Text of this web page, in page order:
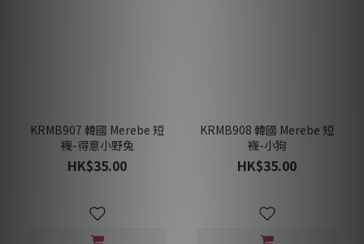
KRMB907 韓國 Merebe 短
襪-得意小野兔
HK$35.00
KRMB908 韓國 Merebe 短
襪-小狗
HK$35.00